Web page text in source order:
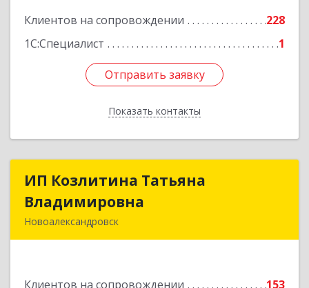
Клиентов на сопровождении
228
1С:Специалист
1
Отправить заявку
Показать контакты
Отправить заявку
Назад
ИП Козлитина Татьяна
Владимировна
Новоалександровск
Клиентов на сопровождении 153
ИП Козлитина Татьяна